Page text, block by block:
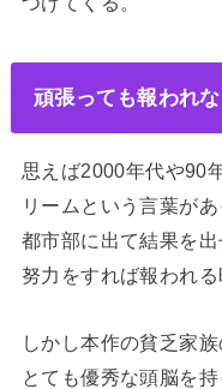
頑張っても報われ
思えば2000年代や90
リームという言葉があ
都市部に出て結果を出
努力をすれば報われる
しかし本作の貧乏家
とても優秀な頭脳を